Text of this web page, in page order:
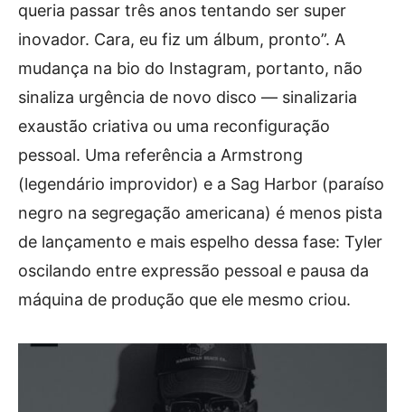
queria passar três anos tentando ser super
inovador. Cara, eu fiz um álbum, pronto”. A
mudança na bio do Instagram, portanto, não
sinaliza urgência de novo disco — sinalizaria
exaustão criativa ou uma reconfiguração
pessoal. Uma referência a Armstrong
(legendário improvidor) e a Sag Harbor (paraíso
negro na segregação americana) é menos pista
de lançamento e mais espelho dessa fase: Tyler
oscilando entre expressão pessoal e pausa da
máquina de produção que ele mesmo criou.